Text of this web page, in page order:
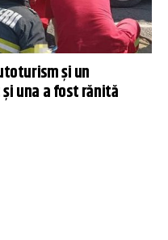
şi un
una a fost rănită